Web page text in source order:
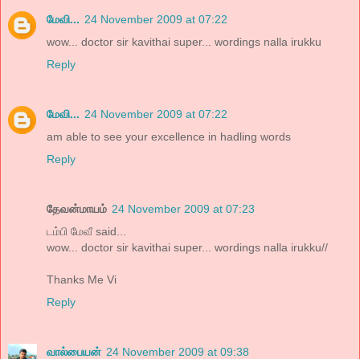
மேவி... 24 November 2009 at 07:22
wow... doctor sir kavithai super... wordings nalla irukku
Reply
மேவி... 24 November 2009 at 07:22
am able to see your excellence in hadling words
Reply
தேவன்மாயம் 24 November 2009 at 07:23
டம்பி மேவீ said...
wow... doctor sir kavithai super... wordings nalla irukku//
Thanks Me Vi
Reply
வால்பையன் 24 November 2009 at 09:38